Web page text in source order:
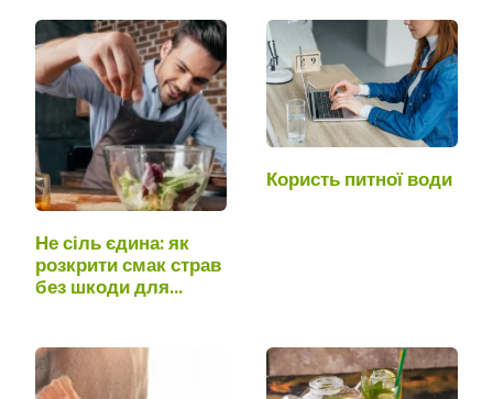
Не сіль єдина: як
розкрити смак страв
без шкоди для
Користь питної води